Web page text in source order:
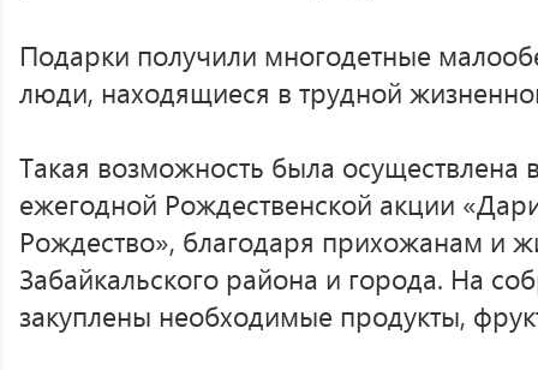
Подарки получили многодетные
люди, находящиеся в трудной
Такая возможность была осуществлена
ежегодной Рождественской акции
Рождество», благодаря прихожанам и
Забайкальского района и города. На
закуплены необходимые продукты,